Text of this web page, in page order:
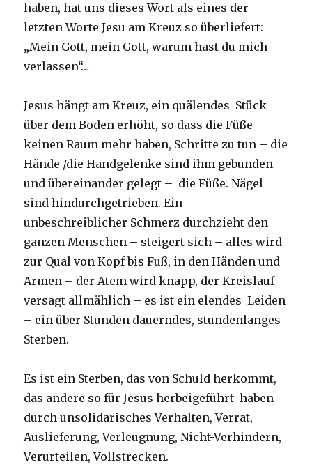
haben, hat uns dieses Wort als eines der
letzten Worte Jesu am Kreuz so überliefert:
„Mein Gott, mein Gott, warum hast du mich
verlassen“…
Jesus hängt am Kreuz, ein quälendes Stück
über dem Boden erhöht, so dass die Füße
keinen Raum mehr haben, Schritte zu tun – die
Hände /die Handgelenke sind ihm gebunden
und übereinander gelegt – die Füße. Nägel
sind hindurchgetrieben. Ein
unbeschreiblicher Schmerz durchzieht den
ganzen Menschen – steigert sich – alles wird
zur Qual von Kopf bis Fuß, in den Händen und
Armen – der Atem wird knapp, der Kreislauf
versagt allmählich – es ist ein elendes Leiden
– ein über Stunden dauerndes, stundenlanges
Sterben.
Es ist ein Sterben, das von Schuld herkommt,
das andere so für Jesus herbeigeführt haben
durch unsolidarisches Verhalten, Verrat,
Auslieferung, Verleugnung, Nicht-Verhindern,
Verurteilen, Vollstrecken.